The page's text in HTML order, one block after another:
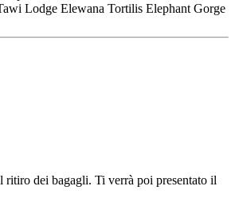
Lodge Elewana Tortilis Elephant Gorge
ritiro dei bagagli. Ti verrà poi presentato il